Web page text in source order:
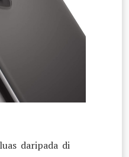
daripada di